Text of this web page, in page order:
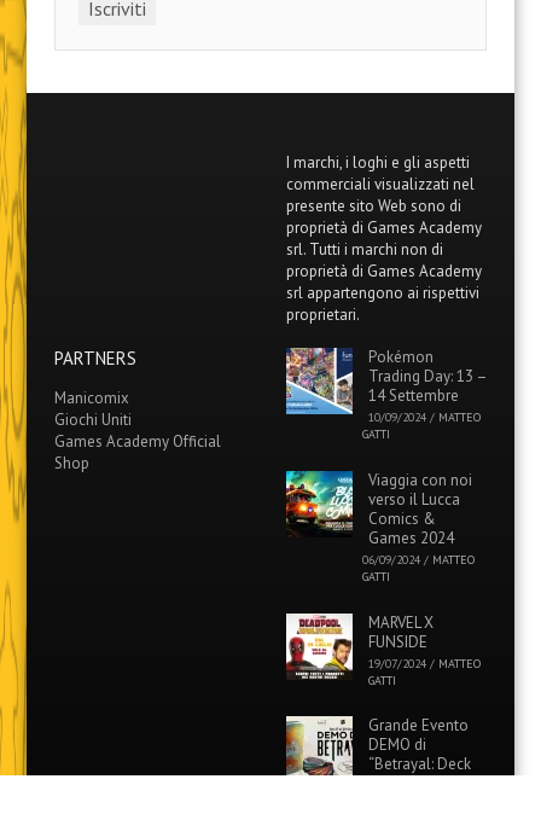
I marchi, i loghi e gli aspetti
commerciali visualizzati nel
presente sito Web sono di
proprietà di Games Academy
srl. Tutti i marchi non di
proprietà di Games Academy
srl appartengono ai rispettivi
proprietari.
PARTNERS
Manicomix
Giochi Uniti
Games Academy Official
Shop
Pokémon
Trading Day: 13 –
14 Settembre
10/09/2024 / MATTEO
GATTI
Viaggia con noi
verso il Lucca
Comics &
Games 2024
06/09/2024 / MATTEO
GATTI
MARVEL X
FUNSIDE
19/07/2024 / MATTEO
GATTI
Grande Evento
DEMO di
“Betrayal: Deck